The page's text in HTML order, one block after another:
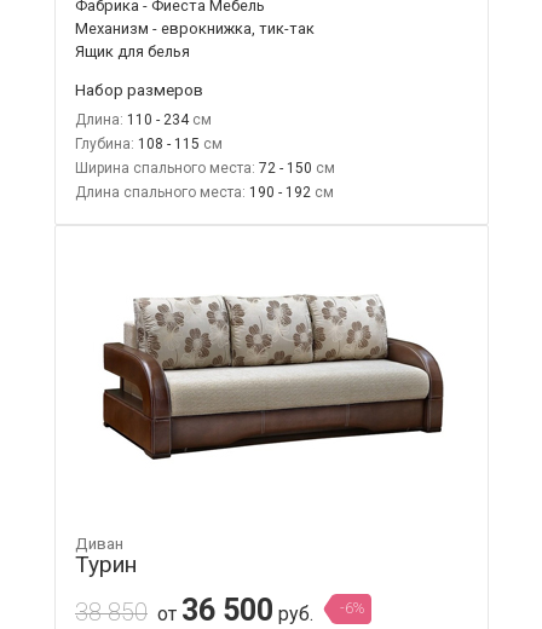
Фабрика - Фиеста Мебель
Механизм - еврокнижка, тик-так
Ящик для белья
Набор размеров
Длина: 110 - 234
Глубина: 108 - 115
Ширина спального места: 72 - 150
Длина спального места: 190 - 192
Диван
Турин
38 850 от 36 500 руб. -6%